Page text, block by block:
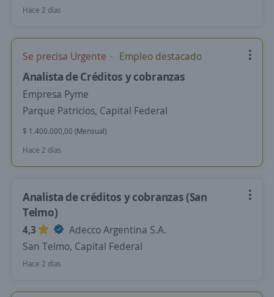
Hace 2 días
Se precisa Urgente Empleo destacado
Analista de Créditos y cobranzas
Empresa Pyme
Parque Patricios, Capital Federal
$ 1.400.000,00 (Mensual)
Hace 2 días
Analista de créditos y cobranzas (San
Telmo)
4,3
Adecco Argentina S.A.
San Telmo, Capital Federal
Hace 2 días